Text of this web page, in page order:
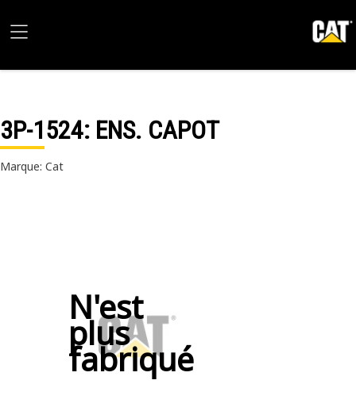
3P-1524: ENS. CAPOT
Marque: Cat
N'est
plus
fabriqué